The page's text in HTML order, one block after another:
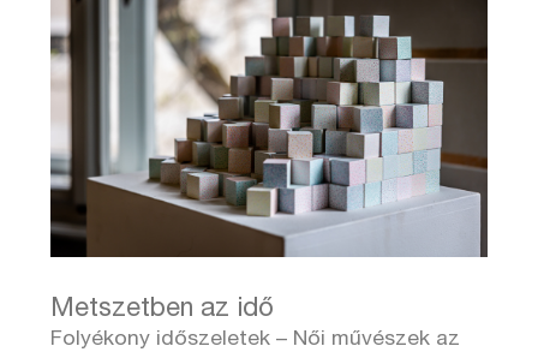
Metszetben az idő
Folyékony időszeletek – Női művészek az